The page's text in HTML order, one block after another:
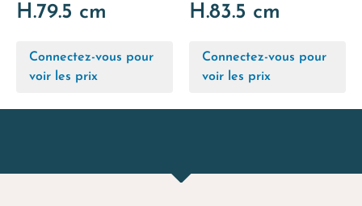
H.79.5 cm
Connectez-vous pour
voir les prix
H.83.5 cm
Connectez-vous pour
voir les prix